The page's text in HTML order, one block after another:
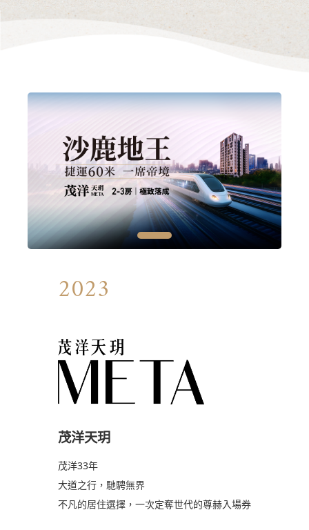
1
2023
茂洋天玥
茂洋33年
大道之行，馳騁無界
不凡的居住選擇，一次定奪世代的尊赫入場券